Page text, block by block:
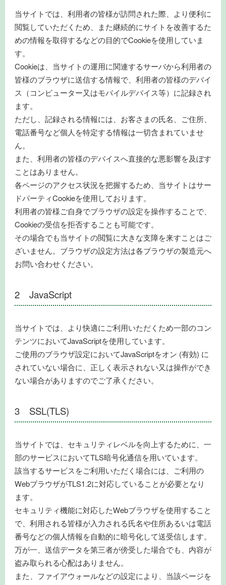
当サイトでは、利用者の皆様が訪問された際、より便利に
閲覧していただくため、また継続的にサイトを改善するた
めの情報を取得するなどの目的でCookieを使用していま
す。
Cookieは、当サイトの運用に関連するサーバから利用者の
皆様のブラウザに送信する情報で、利用者の皆様のデバイ
ス（コンピューター又はモバイルデバイス等）に記録され
ます。
ただし、記録される情報には、お客さまの氏名、ご住所、
電話番号など個人を特定する情報は一切含まれていませ
ん。
また、利用者の皆様のデバイスへ直接的な悪影響を及ぼす
ことはありません。
各ページのアクセス状況を把握するため、当サイトはサー
ドパーティCookieを使用しております。
利用者の皆様ご自身でブラウザの設定を操作することで、
Cookieの受信を拒否することも可能です。
その場合でも当サイトの閲覧に大きな支障を来すことはご
ざいません。ブラウザの設定方法は各ブラウザの製造元へ
お問い合わせください。
2 JavaScript
当サイトでは、より快適にご利用いただくため一部のコン
テンツにおいてJavaScriptを使用しています。
ご使用のブラウザ設定においてJavaScriptをオン (有効) に
されていない場合に、正しく表示されない又は操作ができ
ない場合がありますのでご了承ください。
3 SSL(TLS)
当サイトでは、セキュリティレベルを向上するために、一
部のサービスにおいてTLS暗号化通信を用いています。
該当するサービスをご利用いただく場合には、ご利用の
WebブラウザがTLS1.2に対応していることが必要となり
ます。
セキュリティ機能に対応したWebブラウザを使用すること
で、利用される皆様が入力される氏名や住所あるいは電話
番号などの個人情報を自動的に暗号化して送受信します。
万が一、送信データを第三者が傍受した場合でも、内容が
盗み取られる心配はありません。
また、ファイアウォールなどの設定により、当該ページを